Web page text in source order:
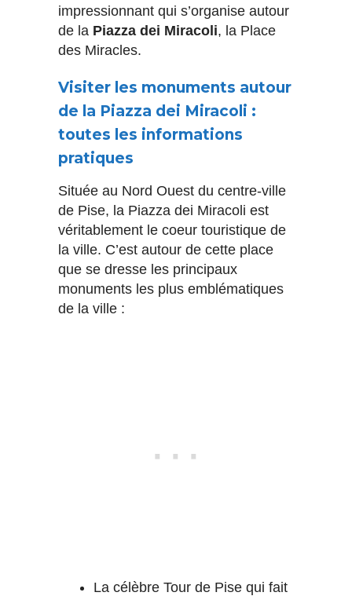
impressionnant qui s’organise autour
de la Piazza dei Miracoli, la Place
des Miracles.
Visiter les monuments autour
de la Piazza dei Miracoli :
toutes les informations
pratiques
Située au Nord Ouest du centre-ville
de Pise, la Piazza dei Miracoli est
véritablement le coeur touristique de
la ville. C’est autour de cette place
que se dresse les principaux
monuments les plus emblématiques
de la ville :
La célèbre Tour de Pise qui fait